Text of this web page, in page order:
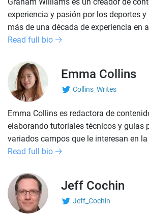
experiencia y pasión por los deportes
más de una década de experiencia en
Read full bio
Emma Collins
Collins_Writes
Emma Collins es redactora de
elaborando tutoriales técnicos y guías
variados campos que le interesan en
Read full bio
Jeff Cochin
Jeff_Cochin